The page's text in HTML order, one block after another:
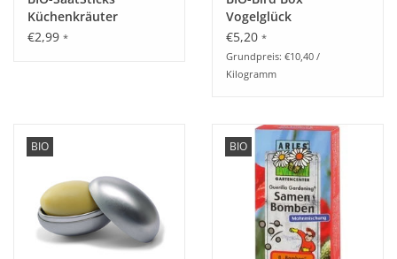
Küchenkräuter
€2,99 *
Vogelglück
€5,20 *
Grundpreis: €10,40 /
Kilogramm
BIO BIO